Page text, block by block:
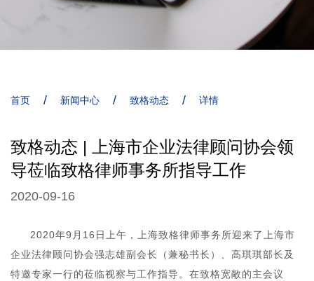
首页 / 新闻中心 / 致格动态 / 详情
致格动态 | 上海市企业法律顾问协会领
导莅临致格律师事务所指导工作
2020-09-16
2020年9月16日上午，上海致格律师事务所迎来了上海市
企业法律顾问协会强志雄副会长（兼秘书长）、高琪琪部长及
特邀专家一行的莅临视察与工作指导。在致格宽敞的主会议